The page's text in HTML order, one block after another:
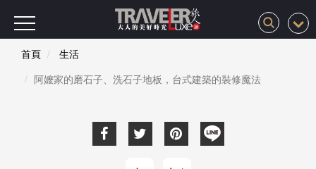
首頁
生活
阿嬤家的磨石子、洗石子地板，台式建築的裝修魔法